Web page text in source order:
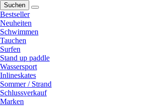
Suchen
Bestseller
Neuheiten
Schwimmen
Tauchen
Surfen
Stand up paddle
Wassersport
Inlineskates
Sommer / Strand
Schlussverkauf
Marken